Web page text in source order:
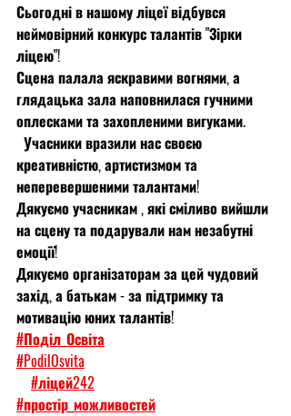
Сьогодні в нашому ліцеї відбувся
неймовірний конкурс талантів "Зірки
ліцею"!
Сцена палала яскравими вогнями, а
глядацька зала наповнилася гучними
оплесками та захопленими вигуками.
Учасники вразили нас своєю
креативністю, артистизмом та
неперевершеними талантами!
Дякуємо учасникам , які сміливо вийшли
на сцену та подарували нам незабутні
емоції!
Дякуємо організаторам за цей чудовий
захід, а батькам - за підтримку та
мотивацію юних талантів!
#Поділ_Освіта
#PodilOsvita
#ліцей242
#простір_можливостей